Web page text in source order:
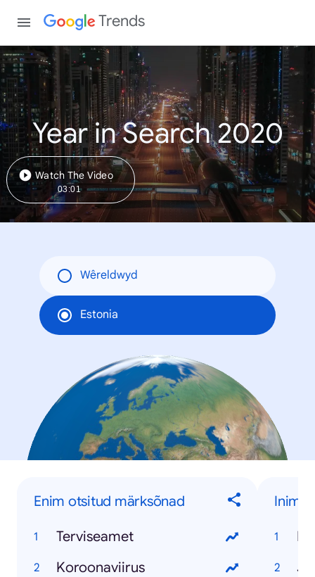
Trends
Year in Search 2020
Watch The Video
03:01
Wêreldwyd
Estonia
Enim otsitud märksõnad
Terviseamet
Koroonaviirus